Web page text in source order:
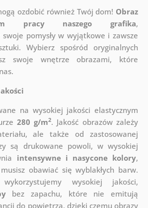
ozdobić również Twój dom! Obraz
pracy naszego grafika,
swoje pomysły w wyjątkowe i zawsze
Wybierz spośród oryginalnych
swoje wnętrze obrazami, które
na wysokiej jakości elastycznym
280 g/m2. Jakość obrazów zależy
ale także od zastosowanej
są drukowane powoli, w wysokiej
intensywne i nasycone kolory,
obawiać się wyblakłych barw.
wysokiej jakości,
bez zapachu, które nie emitują
do powietrza, dzięki czemu obrazy